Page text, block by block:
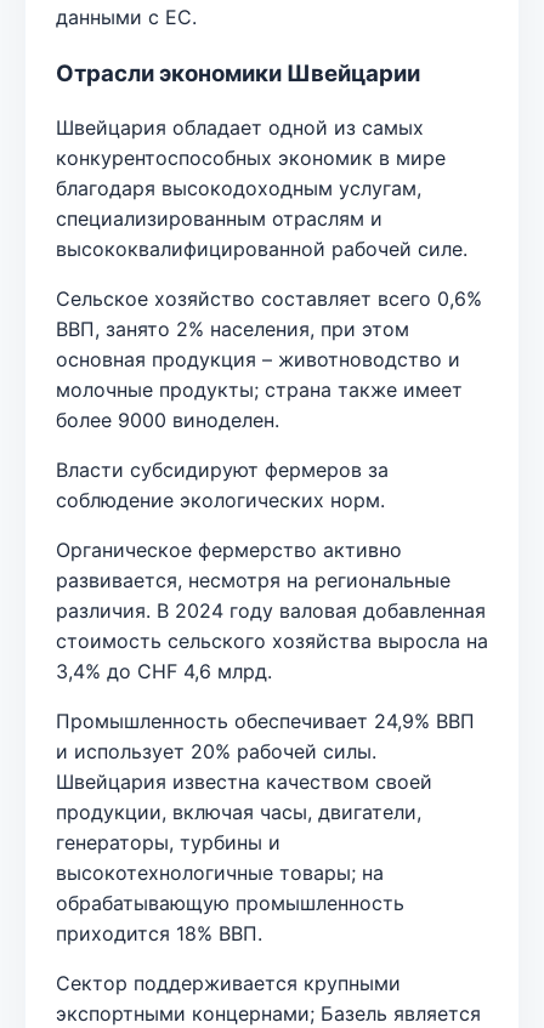
данными с ЕС.
Отрасли экономики Швейцарии
Швейцария обладает одной из самых
конкурентоспособных экономик в мире
благодаря высокодоходным услугам,
специализированным отраслям и
высококвалифицированной рабочей силе.
Сельское хозяйство составляет всего 0,6%
ВВП, занято 2% населения, при этом
основная продукция – животноводство и
молочные продукты; страна также имеет
более 9000 виноделен.
Власти субсидируют фермеров за
соблюдение экологических норм.
Органическое фермерство активно
развивается, несмотря на региональные
различия. В 2024 году валовая добавленная
стоимость сельского хозяйства выросла на
3,4% до CHF 4,6 млрд.
Промышленность обеспечивает 24,9% ВВП
и использует 20% рабочей силы.
Швейцария известна качеством своей
продукции, включая часы, двигатели,
генераторы, турбины и
высокотехнологичные товары; на
обрабатывающую промышленность
приходится 18% ВВП.
Сектор поддерживается крупными
экспортными концернами; Базель является